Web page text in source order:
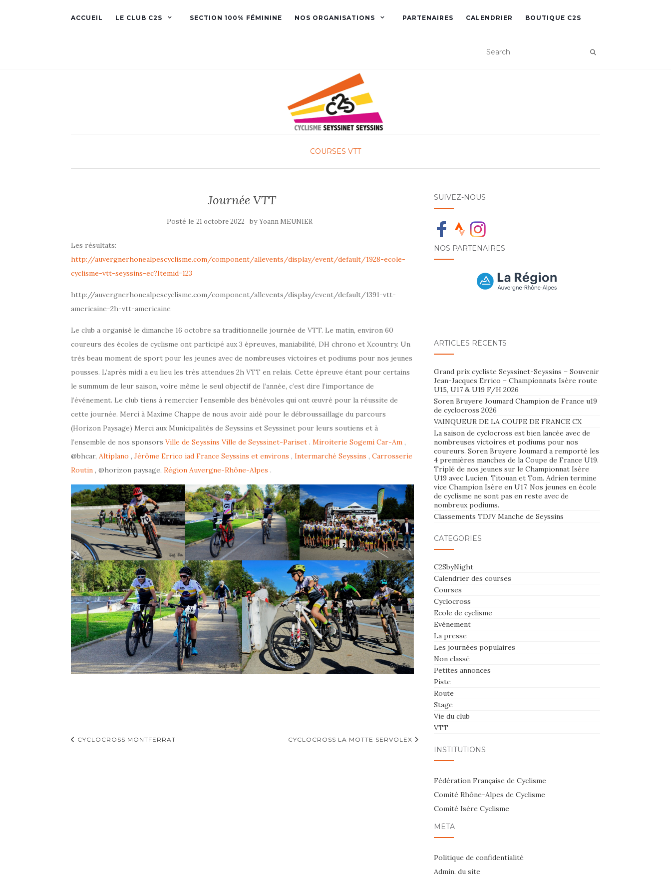
ACCUEIL LE CLUB C2S SECTION 100% FÉMININE NOS ORGANISATIONS PARTENAIRES CALENDRIER BOUTIQUE C2S
COURSES VTT
Journée VTT
Posté le21 octobre 2022 byYoann MEUNIER
Les résultats:
http://auvergnerhonealpescyclisme.com/component/allevents/display/event/default/1928-ecole-
cyclisme-vtt-seyssins-ec?Itemid=123
http://auvergnerhonealpescyclisme.com/component/allevents/display/event/default/1391-vtt-
americaine-2h-vtt-americaine
Le club a organisé le dimanche 16 octobre sa traditionnelle journée de VTT. Le matin, environ 60
coureurs des écoles de cyclisme ont participé aux 3 épreuves, maniabilité, DH chrono et Xcountry. Un
très beau moment de sport pour les jeunes avec de nombreuses victoires et podiums pour nos jeunes
pousses. L’après midi a eu lieu les très attendues 2h VTT en relais. Cette épreuve étant pour certains
le summum de leur saison, voire même le seul objectif de l’année, c’est dire l’importance de
l’événement. Le club tiens à remercier l’ensemble des bénévoles qui ont œuvré pour la réussite de
cette journée. Merci à Maxime Chappe de nous avoir aidé pour le débroussaillage du parcours
(Horizon Paysage) Merci aux Municipalités de Seyssins et Seyssinet pour leurs soutiens et à
l’ensemble de nos sponsors Ville de Seyssins Ville de Seyssinet-Pariset . Miroiterie Sogemi Car-Am ,
@bhcar, Altiplano , Jérôme Errico iad France Seyssins et environs , Intermarché Seyssins , Carrosserie
Routin , @horizon paysage, Région Auvergne-Rhône-Alpes .
Navigation
CYCLOCROSS MONTFERRAT CYCLOCROSS LA MOTTE SERVOLEX
SUIVEZ-NOUS
NOS PARTENAIRES
ARTICLES RÉCENTS
Grand prix cycliste Seyssinet-Seyssins – Souvenir
Jean-Jacques Errico – Championnats Isère route
U15, U17 & U19 F/H 2026
Soren Bruyere Joumard Champion de France u19
de cyclocross 2026
VAINQUEUR DE LA COUPE DE FRANCE CX
La saison de cyclocross est bien lancée avec de
nombreuses victoires et podiums pour nos
coureurs. Soren Bruyere Joumard a remporté les
4 premières manches de la Coupe de France U19.
Triplé de nos jeunes sur le Championnat Isère
U19 avec Lucien, Titouan et Tom. Adrien termine
vice Champion Isère en U17. Nos jeunes en école
de cyclisme ne sont pas en reste avec de
nombreux podiums.
Classements TDJV Manche de Seyssins
CATÉGORIES
C2SbyNight
Calendrier des courses
Courses
Cyclocross
Ecole de cyclisme
Evénement
La presse
Les journées populaires
Non classé
Petites annonces
Piste
Route
Stage
Vie du club
VTT
INSTITUTIONS
Fédération Française de Cyclisme
Comité Rhône-Alpes de Cyclisme
Comité Isère Cyclisme
MÉTA
Politique de confidentialité
Admin. du site